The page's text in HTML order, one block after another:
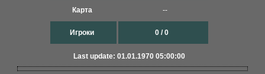
Карта
Игроки
--
0 / 0
Last update: 01.01.1970 05:00:00